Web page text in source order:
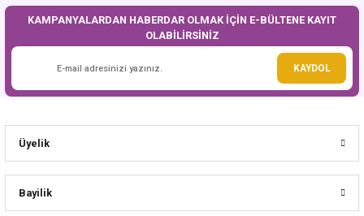
KAMPANYALARDAN HABERDAR OLMAK İÇİN E-BÜLTENE KAYIT
OLABİLİRSİNİZ
KAYDOL
Üyelik
Bayilik